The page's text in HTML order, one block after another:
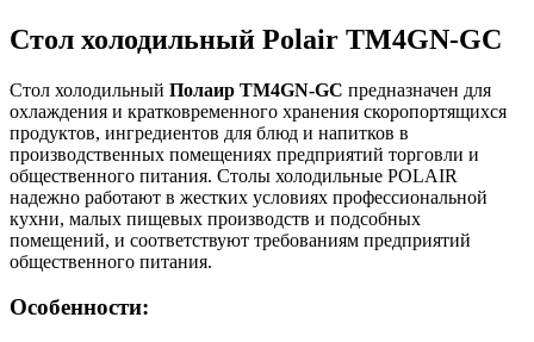
Стол холодильный Polair TM4GN-GC
Стол холодильный Полаир TM4GN-GC предназначен для
охлаждения и кратковременного хранения скоропортящихся
продуктов, ингредиентов для блюд и напитков в
производственных помещениях предприятий торговли и
общественного питания. Столы холодильные POLAIR
надежно работают в жестких условиях профессиональной
кухни, малых пищевых производств и подсобных
помещений, и соответствуют требованиям предприятий
общественного питания.
Особенности: